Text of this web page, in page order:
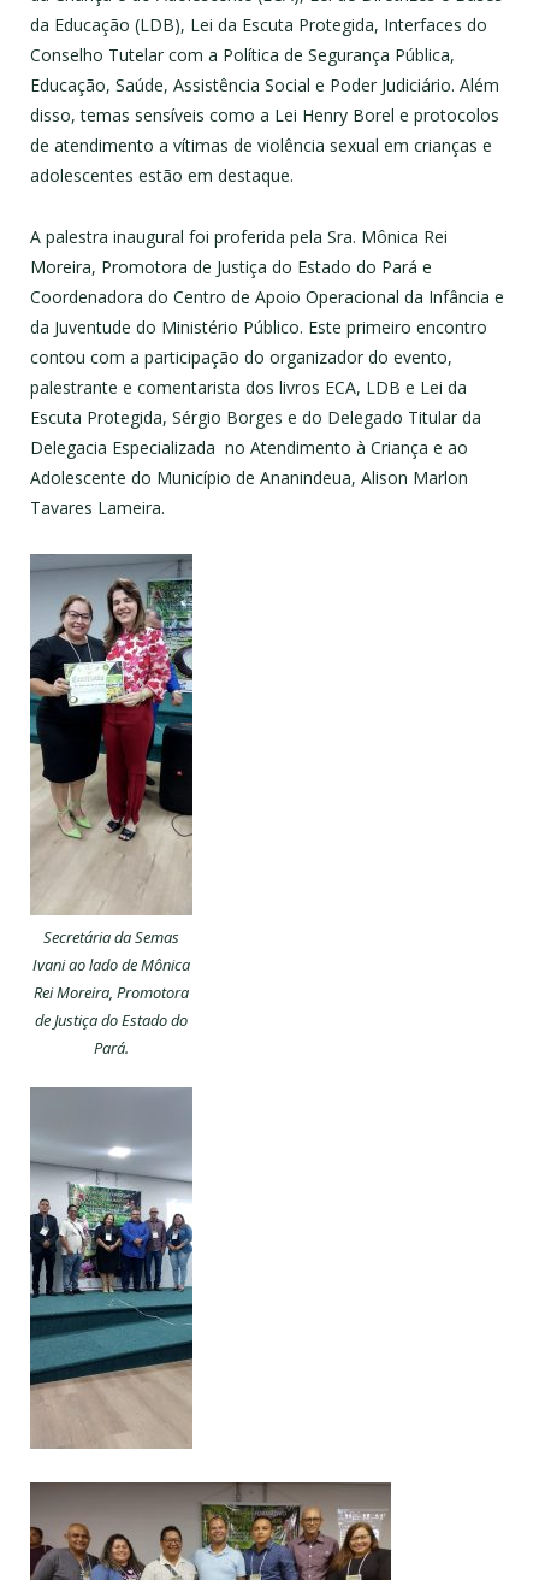
da Educação (LDB), Lei da Escuta Protegida, Interfaces do
Conselho Tutelar com a Política de Segurança Pública,
Educação, Saúde, Assistência Social e Poder Judiciário. Além
disso, temas sensíveis como a Lei Henry Borel e protocolos
de atendimento a vítimas de violência sexual em crianças e
adolescentes estão em destaque.
A palestra inaugural foi proferida pela Sra. Mônica Rei
Moreira, Promotora de Justiça do Estado do Pará e
Coordenadora do Centro de Apoio Operacional da Infância e
da Juventude do Ministério Público. Este primeiro encontro
contou com a participação do organizador do evento,
palestrante e comentarista dos livros ECA, LDB e Lei da
Escuta Protegida, Sérgio Borges e do Delegado Titular da
Delegacia Especializada no Atendimento à Criança e ao
Adolescente do Município de Ananindeua, Alison Marlon
Tavares Lameira.
Secretária da Semas
Ivani ao lado de Mônica
Rei Moreira, Promotora
de Justiça do Estado do
Pará.